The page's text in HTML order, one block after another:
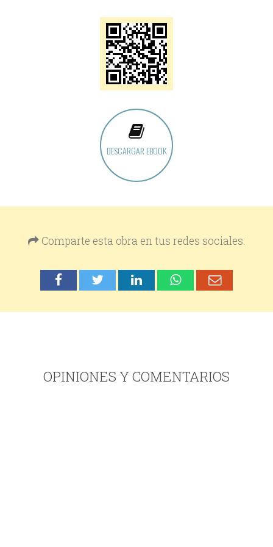
DESCARGAR EBOOK
Comparte esta obra en tus redes sociales:
OPINIONES Y COMENTARIOS